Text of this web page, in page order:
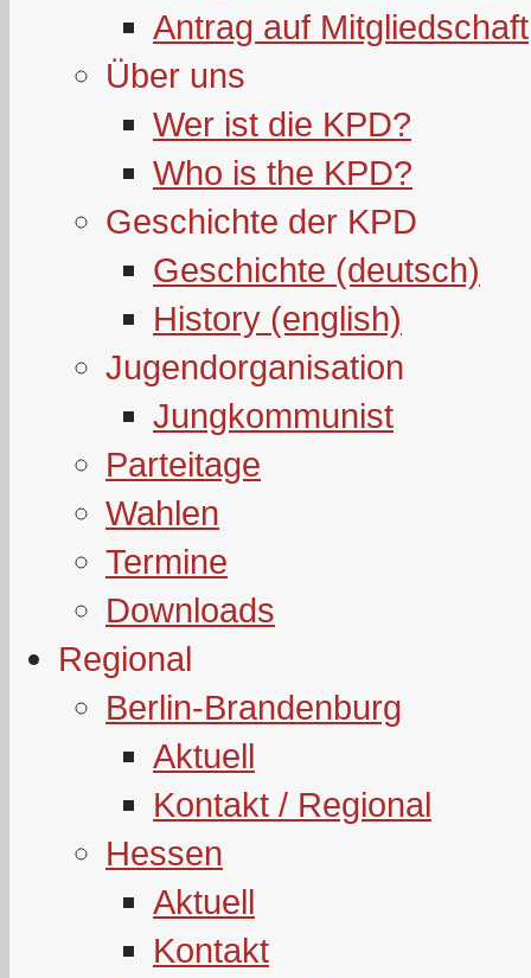
Antrag auf Mitgliedschaft
Über uns
Wer ist die KPD?
Who is the KPD?
Geschichte der KPD
Geschichte (deutsch)
History (english)
Jugendorganisation
Jungkommunist
Parteitage
Wahlen
Termine
Downloads
Regional
Berlin-Brandenburg
Aktuell
Kontakt / Regional
Hessen
Aktuell
Kontakt